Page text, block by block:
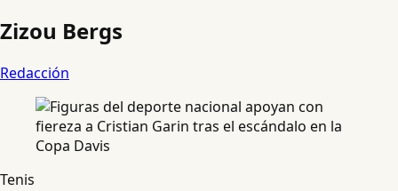
Zizou Bergs
Redacción
Tenis